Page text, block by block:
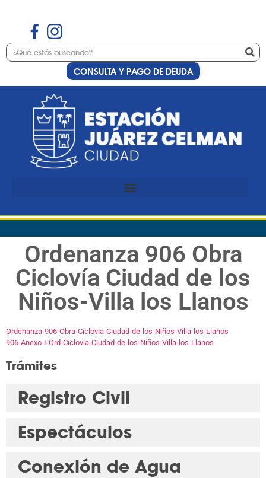
CONSULTA Y PAGO DE DEUDA
Ordenanza 906 Obra
Ciclovía Ciudad de los
Niños-Villa los Llanos
Ordenanza-906-Obra-Ciclovia-Ciudad-de-los-Niños-Villa-los-Llanos
906-Anexo-I-Ord-Ciclovia-Ciudad-de-los-Niños-Villa-los-Llanos
Trámites
Registro Civil
Espectáculos
Conexión de Agua